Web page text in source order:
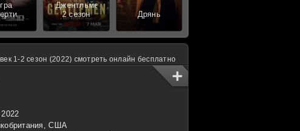
Джентльмены
2 сезон
Дрянь
1-2 сезон (2022) смотреть онлайн бесплатно
2022
США